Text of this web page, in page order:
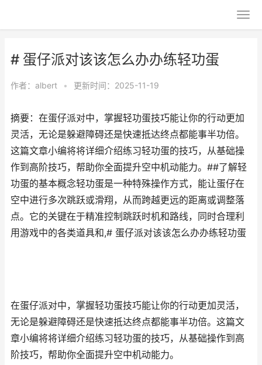
# 蛋仔派对该该怎么办办练轻功蛋
作者： albert • 更新时间：2025-11-19
摘要：在蛋仔派对中，掌握轻功蛋技巧能让你的行动更加
灵活，无论是躲避障碍还是快速抵达终点都能事半功倍。
这篇文章小编将将详细介绍练习轻功蛋的技巧，从基础操
作到高阶技巧，帮助你全面提升空中机动能力。##了解轻
功蛋的基本概念轻功蛋是一种特殊操作方式，能让蛋仔在
空中进行多次跳跃或滑翔，从而跨越更远的距离或调整落
点。它的关键在于精准控制跳跃时机和路线，同时合理利
用游戏中的各类道具和,# 蛋仔派对该该怎么办办练轻功蛋
在蛋仔派对中，掌握轻功蛋技巧能让你的行动更加灵活，
无论是躲避障碍还是快速抵达终点都能事半功倍。这篇文
章小编将将详细介绍练习轻功蛋的技巧，从基础操作到高
阶技巧，帮助你全面提升空中机动能力。